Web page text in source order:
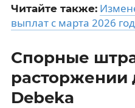
Читайте также:
выплат с марта 2026
Спорные
расторжении
Debeka